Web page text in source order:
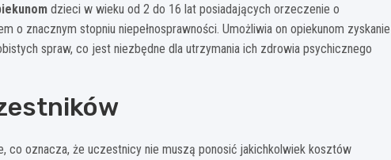
dzieci w wieku od 2 do 16 lat posiadających orzeczenie o
o znacznym stopniu niepełnosprawności. Umożliwia on opiekunom zyskanie
spraw, co jest niezbędne dla utrzymania ich zdrowia psychicznego
oznacza, że uczestnicy nie muszą ponosić jakichkolwiek kosztów